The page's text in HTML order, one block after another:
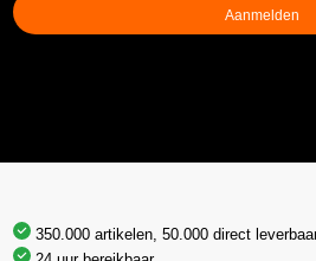
350.000 artikelen, 50.000 direct